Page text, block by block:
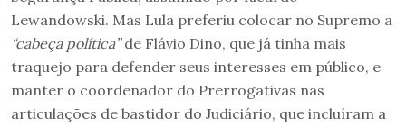
Lewandowski. Mas Lula preferiu colocar no Supremo a
“cabeça política”de Flávio Dino, que já tinha mais
traquejo para defender seus interesses em público, e
manter o coordenador do Prerrogativas nas
articulações de bastidor do Judiciário, que incluíram a